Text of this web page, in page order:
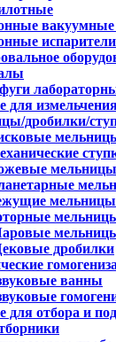
испарители
для
дробилки/
мельницы
мельницы
дробилки
ванны
для отбора и